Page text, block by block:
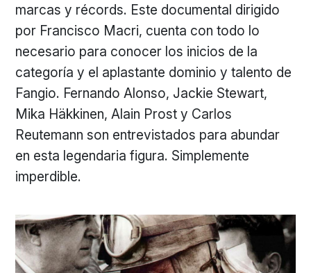
marcas y récords. Este documental dirigido
por Francisco Macri, cuenta con todo lo
necesario para conocer los inicios de la
categoría y el aplastante dominio y talento de
Fangio. Fernando Alonso, Jackie Stewart,
Mika Häkkinen, Alain Prost y Carlos
Reutemann son entrevistados para abundar
en esta legendaria figura. Simplemente
imperdible.